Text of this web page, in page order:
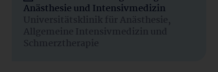
Anästhesie und Intensivmedizin
Universitätsklinik für Anästhesie,
Allgemeine Intensivmedizin und
Schmerztherapie